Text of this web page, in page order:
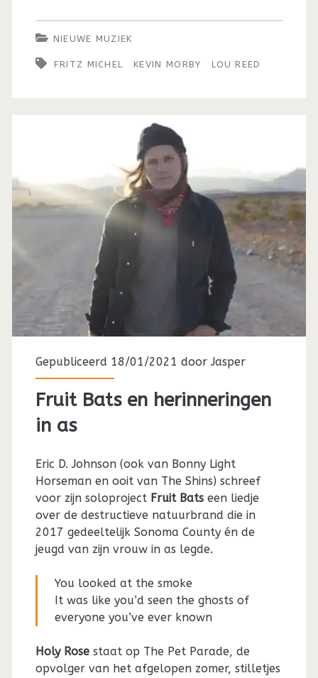
NIEUWE MUZIEK
FRITZ MICHEL KEVIN MORBY LOU REED
Gepubliceerd 18/01/2021 doorJasper
Fruit Bats en herinneringen
in as
Eric D. Johnson (ook van Bonny Light
Horseman en ooit van The Shins) schreef
voor zijn soloproject Fruit Batseen liedje
over de destructieve natuurbrand die in
2017 gedeeltelijk Sonoma County én de
jeugd van zijn vrouw in as legde.
You looked at the smoke
It was like you’d seen the ghosts of
everyone you’ve ever known
Holy Rosestaat op The Pet Parade, de
opvolger van het afgelopen zomer, stilletjes